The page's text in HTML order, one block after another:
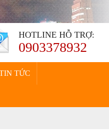
HOTLINE HỖ TRỢ:
0903378932
TỨC